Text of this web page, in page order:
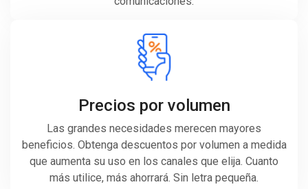
Precios por volumen
Las grandes necesidades merecen mayores
beneficios. Obtenga descuentos por volumen a medida
que aumenta su uso en los canales que elija. Cuanto
más utilice, más ahorrará. Sin letra pequeña.